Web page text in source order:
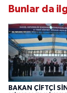
Bunlar da
BAKAN ÇİFTÇİ